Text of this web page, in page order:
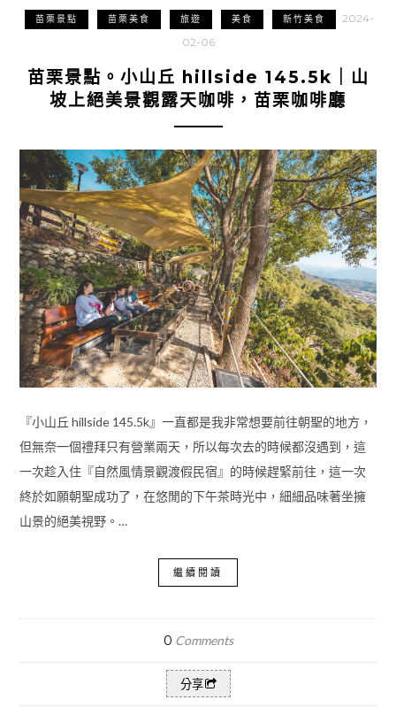
苗栗景點 苗栗美食 旅遊 美食 新竹美食
2024-
02-06
苗栗景點。小山丘 hillside 145.5k｜山
坡上絕美景觀露天咖啡，苗栗咖啡廳
『小山丘 hillside 145.5k』一直都是我非常想要前往朝聖的地方，
但無奈一個禮拜只有營業兩天，所以每次去的時候都沒遇到，這
一次趁入住『自然風情景觀渡假民宿』的時候趕緊前往，這一次
終於如願朝聖成功了，在悠閒的下午茶時光中，細細品味著坐擁
山景的絕美視野。…
繼續閱讀
0 Comments
分享